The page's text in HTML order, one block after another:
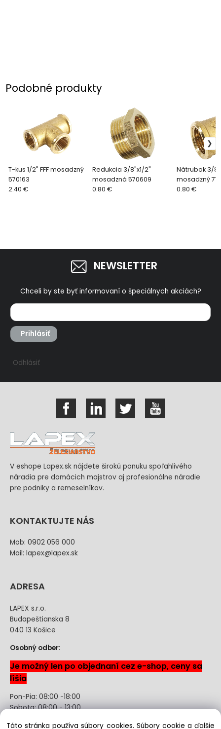
Podobné produkty
T-kus 1/2" FFF mosadzný
570163
2.40 €
Redukcia 3/8"x1/2"
mosadzná 570609
0.80 €
Nátrubok 3/8"
mosadzný
0.80 €
NEWSLETTER
Chceli by ste byť informovaní o špeciálnych akciách?
Prihlásiť
Odhlásiť
V eshope Lapex.sk nájdete širokú ponuku spoľahlivého
náradia pre domácich majstrov aj profesionálne náradie
pre podniky a remeselníkov.
KONTAKTUJTE NÁS
Mob: 0902 056 000
Mail: lapex@lapex.sk
ADRESA
LAPEX s.r.o.
Budapeštianska 8
040 13 Košice
Osobný odber:
Je možný len po objednaní cez e-shop, ceny sa
líšia
Pon-Pia: 08:00 -18:00
Sobota: 08:00 - 13:00
Táto stránka používa súbory cookies. Súbory cookie a ďalšie